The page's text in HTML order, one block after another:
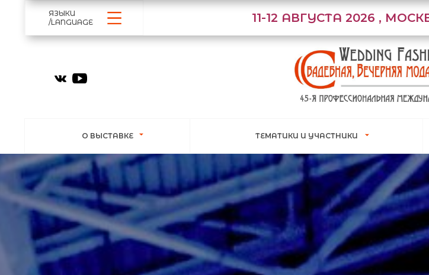
11-12 АВГУСТА 2026 ,
О ВЫСТАВКЕ ТЕМАТИКИ И УЧАСТНИКИ
ЯЗЫКИ
/LANGUAGE